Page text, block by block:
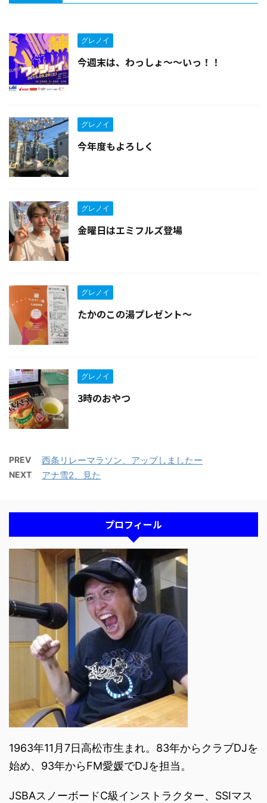
グレノイ
今週末は、わっしょ〜〜いっ！！
グレノイ
今年度もよろしく
グレノイ
金曜日はエミフルズ登場
グレノイ
たかのこの湯プレゼント〜
グレノイ
3時のおやつ
PREV 西条リレーマラソン、アップしましたー
NEXT アナ雪2、見た
プロフィール
1963年11月7日高松市生まれ。83年からクラブDJを
始め、93年からFM愛媛でDJを担当。
JSBAスノーボードC級インストラクター、SSIマス